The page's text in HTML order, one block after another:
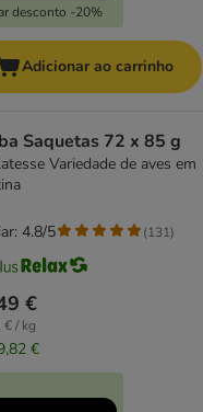
desconto -20%
Adicionar ao carrinho
Saquetas 72 x 85 g
Variedade de aves em
€
€ / kg
€
4.8/5 (131)